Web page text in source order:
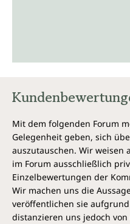
Mit dem folgenden Forum
Gelegenheit geben, sich
auszutauschen. Wir weisen
im Forum ausschließlich
Einzelbewertungen der
Wir machen uns die
veröffentlichen sie
distanzieren uns jedoch